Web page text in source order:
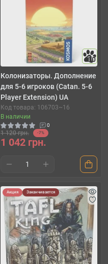
10
Колонизаторы. Дополнение
для 5-6 игроков (Catan. 5-6
Player Extension) UA
Код товара: 106703~16
В наличии
0
1 120 грн. -7%
1 042 грн.
Акция Заканчивается